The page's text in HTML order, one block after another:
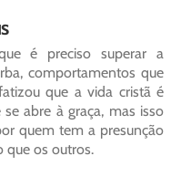
é preciso superar a
comportamentos que
que a vida cristã é
abre à graça, mas isso
quem tem a presunção
que os outros.